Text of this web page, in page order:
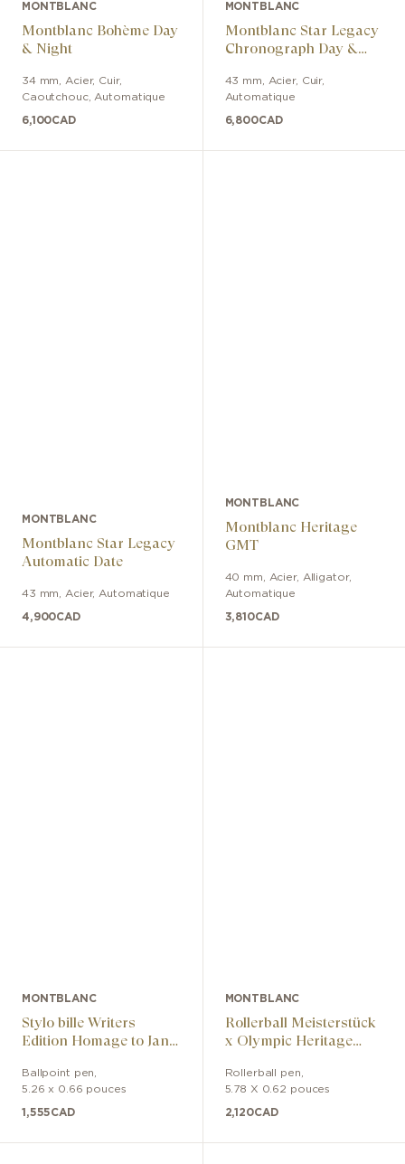
MONTBLANC
Montblanc Bohème Day
& Night
34 mm,Acier, Cuir,
Caoutchouc,Automatique
6,100CAD
MONTBLANC
Montblanc Star Legacy
Chronograph Day &
43 mm, Acier, Cuir,
Automatique
6,800CAD
MONTBLANC
Montblanc Star Legacy
Automatic Date
43 mm Acier, Automatique
4,900CAD
MONTBLANC
Montblanc Heritage
GMT
40 mm Acier, Alligator,
Automatique
3,810CAD
MONTBLANC
Stylo bille Writers
Edition Homage to Jane
Ballpoint pen
5.26 x 0.66 pouces
1,555CAD
MONTBLANC
Rollerball Meisterstück
x Olympic Heritage
LeGrand
Rollerball pen
5.78 X 0.62 pouces
2,120CAD